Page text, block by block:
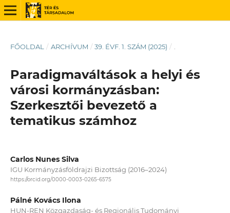
FŐOLDAL / ARCHÍVUM / 39. ÉVF. 1. SZÁM (2025) /
Paradigmaváltások a helyi és
városi kormányzásban:
Szerkesztői bevezető a
tematikus számhoz
Carlos Nunes Silva
IGU Kormányzásföldrajzi Bizottság (2016–2024)
https://orcid.org/0000-0003-0265-6575
Pálné Kovács Ilona
HUN-REN Közgazdaság- és Regionális Tudományi